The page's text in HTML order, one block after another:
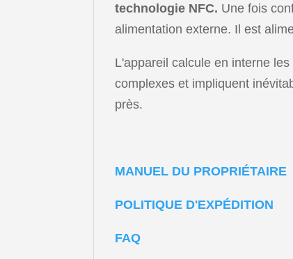
technologie NFC. Une fois
alimentation externe. Il est
L'appareil calcule en interne
complexes et impliquent
près.
MANUEL DU PROPRIÉTAIRE
POLITIQUE D'EXPÉDITION
FAQ